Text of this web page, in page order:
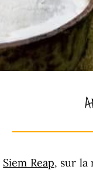
Siem Reap, sur la